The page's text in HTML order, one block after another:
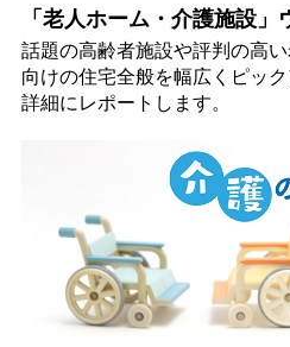
「老人ホーム・介護施設」
話題の高齢者施設や評判の高
向けの住宅全般を幅広くピッ
詳細にレポートします。